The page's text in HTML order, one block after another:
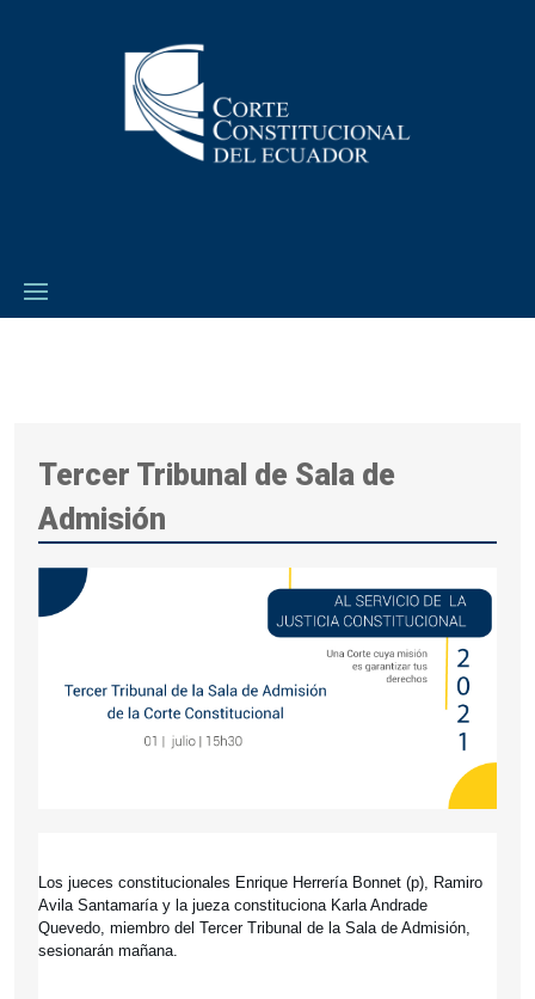
Tercer Tribunal de Sala de
Admisión
Los jueces constitucionales Enrique Herrería Bonnet (p), Ramiro
Avila Santamaría y la jueza constituciona Karla Andrade
Quevedo, miembro del Tercer Tribunal de la Sala de Admisión,
sesionarán mañana.